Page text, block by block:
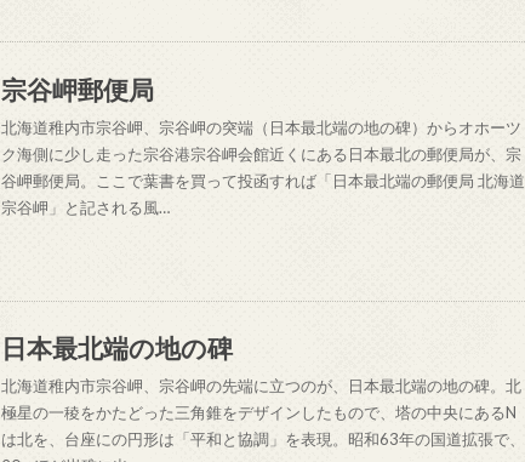
宗谷岬郵便局
北海道稚内市宗谷岬、宗谷岬の突端（日本最北端の地の碑）からオホーツ
ク海側に少し走った宗谷港宗谷岬会館近くにある日本最北の郵便局が、宗
谷岬郵便局。ここで葉書を買って投函すれば「日本最北端の郵便局 北海道
宗谷岬」と記される風…
日本最北端の地の碑
北海道稚内市宗谷岬、宗谷岬の先端に立つのが、日本最北端の地の碑。北
極星の一稜をかたどった三角錐をデザインしたもので、塔の中央にあるN
は北を、台座にの円形は「平和と協調」を表現。昭和63年の国道拡張で、